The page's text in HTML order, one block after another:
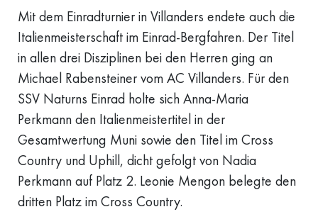
Mit dem Einradturnier in Villanders endete auch die
Italienmeisterschaft im Einrad-Bergfahren. Der Titel
in allen drei Disziplinen bei den Herren ging an
Michael Rabensteiner vom AC Villanders. Für den
SSV Naturns Einrad holte sich Anna-Maria
Perkmann den Italienmeistertitel in der
Gesamtwertung Muni sowie den Titel im Cross
Country und Uphill, dicht gefolgt von Nadia
Perkmann auf Platz 2. Leonie Mengon belegte den
dritten Platz im Cross Country.